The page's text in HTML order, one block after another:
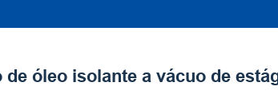
óleo isolante a vácuo de